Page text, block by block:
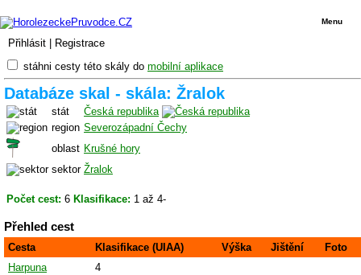
Přihlásit Registrace
Menu
stáhni cesty této skály do mobilní aplikace
Databáze skal - skála: Žralok
stát
Česká republika
region Severozápadní Čechy
oblast Krušné hory
sektor Žralok
Počet cest: 6 Klasifikace: 1 až 4-
Přehled cest
Cesta Klasifikace (UIAA) Výška Jištění
Foto
Harpuna
4